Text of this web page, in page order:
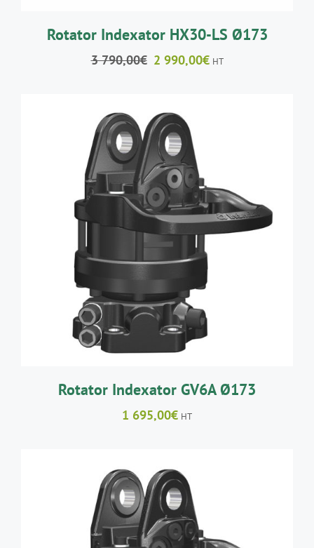
Rotator Indexator HX30-LS Ø173
3 790,00€ Le
était :
3
790,00€.
2 990,00€LeHT
AJOUTER AU PANIER / DÉTAILS
Rotator Indexator GV6A Ø173
1 695,00€ HT